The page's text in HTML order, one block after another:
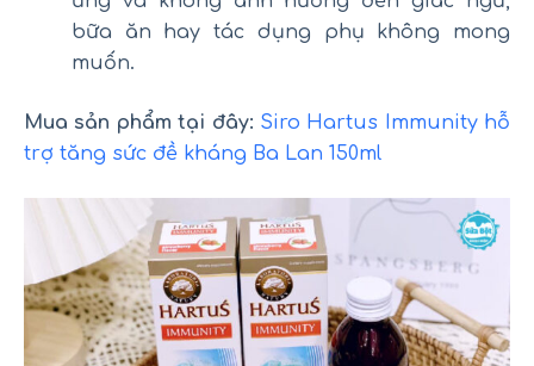
bữa ăn hay tác dụng phụ không mong
muốn.
Mua sản phẩm tại đây: Siro Hartus Immunity hỗ
trợ tăng sức đề kháng Ba Lan 150ml